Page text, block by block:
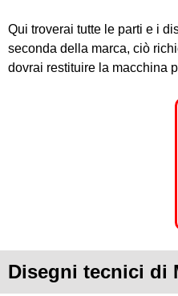
Qui troverai tutte le parti e i
seconda della marca, ciò
dovrai restituire la macchina
Disegni tecnici di